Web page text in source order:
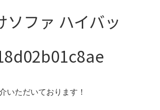
ソファ ハイバッ
いただいております！